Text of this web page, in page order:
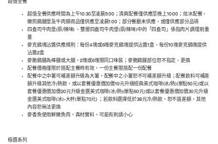
超值全餐
超值全餐供應時間為上午10:30至凌晨5:00；清爽配餐僅供應至晚上10:00；炫冰配餐、
嫩煎鷄腿堡及牛肉類商品僅供應至凌晨1:00；部分餐廳未供應，或僅供應部分品項
四盎司牛肉堡(原/辣味) 、雙層四盎司牛肉堡(原/辣味)中的「四盎司」係指肉片調理前重
量
麥克鷄塊沾醬供應規則：每份4塊或6塊麥克鷄塊提供沾醬1盒、每份10塊麥克鷄塊提供
沾醬2盒
麥脆鷄腿為棒腿或大腿，2塊或6塊限同口味裝；麥脆鷄腿部位恕不指定、更換
配餐價格僅限於搭配主餐時有效，一份主餐限搭配一份配餐
配餐中之中薯可補差額升級為大薯，配餐中之小薯恕不可補差額升級；配餐飲料可補差
額升級其他冷/熱飲，或以套餐優惠價加價10元升級經典美式咖啡(冰/熱)(單點50元)或以
套餐優惠價加價20元升級金選美式咖啡(冰/熱)(單點60元)或以套餐優惠價加價30元升級
金選美式咖啡(冰)-大杯(單點70元) ；若飲料選擇低於38元冷/熱飲，恕不退差額，其他
內容恕無法更換
麥香魚使用鮮嫩魚肉，真材實料，可能有刺請小心
極選系列